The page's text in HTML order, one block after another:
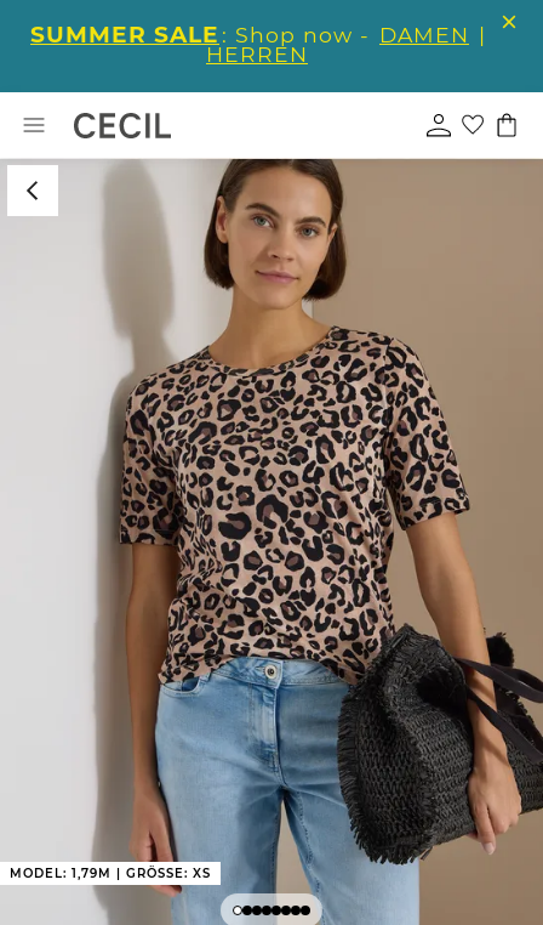
SUMMER SALE : Shop now - DAMEN |
HERREN
MODEL: 1,79M | GRÖSSE: XS